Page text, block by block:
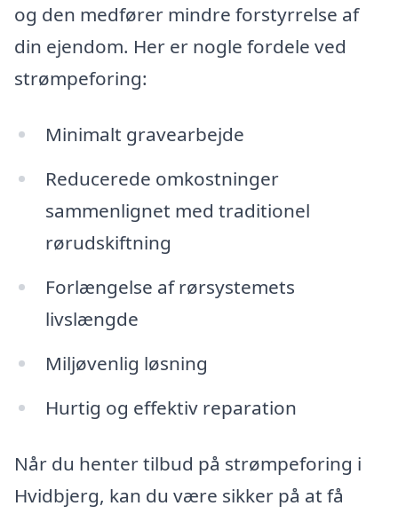
og den medfører mindre forstyrrelse af
din ejendom. Her er nogle fordele ved
strømpeforing:
Minimalt gravearbejde
Reducerede omkostninger
sammenlignet med traditionel
rørudskiftning
Forlængelse af rørsystemets
livslængde
Miljøvenlig løsning
Hurtig og effektiv reparation
Når du henter tilbud på strømpeforing i
Hvidbjerg, kan du være sikker på at få